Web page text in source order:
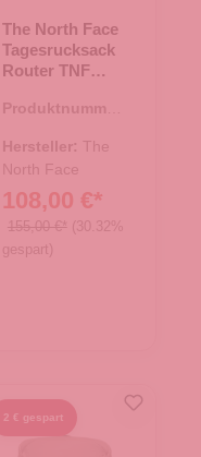
The North Face
Tagesrucksack
Router TNF
Produktnummer:
Hersteller: The
North Face
108,00 €*
155,00 €* (30.32%
gespart)
2 € gespart